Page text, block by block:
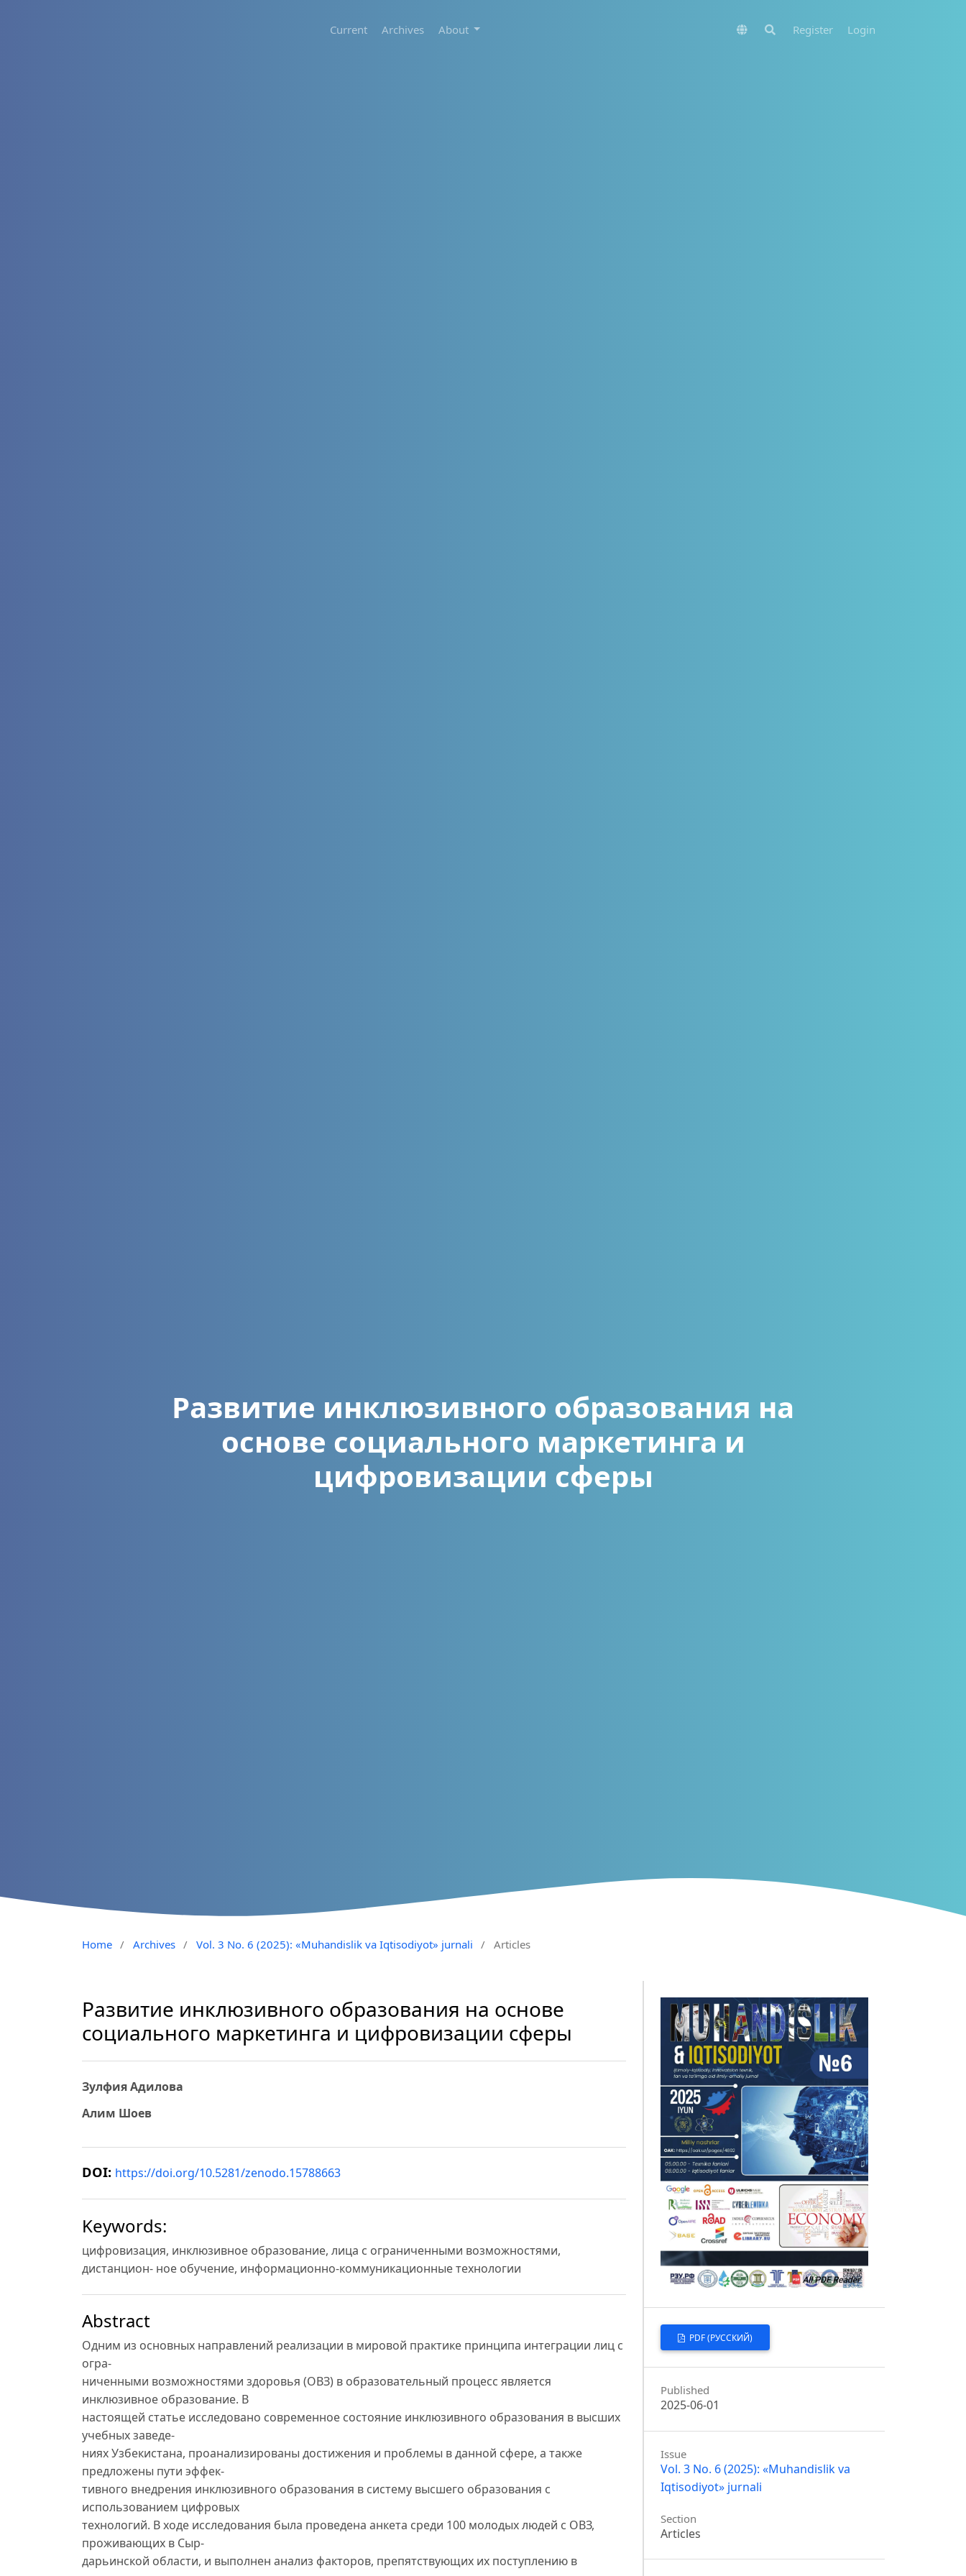
Current Archives About Register Login
Развитие инклюзивного образования на
основе социального маркетинга и
цифровизации сферы
Home / Archives / Vol. 3 No. 6 (2025): «Muhandislik va Iqtisodiyot» jurnali / Articles
Развитие инклюзивного образования на основе
социального маркетинга и цифровизации сферы
Зулфия Aдилова
Алим Шоев
DOI: https://doi.org/10.5281/zenodo.15788663
Keywords:
цифровизация, инклюзивное образование, лица с ограниченными возможностями,
дистанцион- ное обучение, информационно-коммуникационные технологии
Abstract
Одним из основных направлений реализации в мировой практике принципа интеграции лиц с
огра-
ниченными возможностями здоровья (ОВЗ) в образовательный процесс является
инклюзивное образование. В
настоящей статье исследовано современное состояние инклюзивного образования в высших
учебных заведе-
ниях Узбекистана, проанализированы достижения и проблемы в данной сфере, а также
предложены пути эффек-
тивного внедрения инклюзивного образования в систему высшего образования с
использованием цифровых
технологий. В ходе исследования была проведена анкета среди 100 молодых людей с ОВЗ,
проживающих в Сыр-
дарьинской области, и выполнен анализ факторов, препятствующих их поступлению в
PDF (РУССКИЙ)
Published
2025-06-01
Issue
Vol. 3 No. 6 (2025): «Muhandislik va
Iqtisodiyot» jurnali
Section
Articles